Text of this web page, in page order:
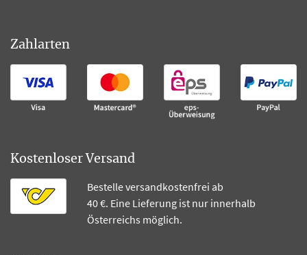
Zahlarten
Kostenloser Versand
Bestelle versandkostenfrei ab
40 €. Eine Lieferung ist nur innerhalb
Österreichs möglich.